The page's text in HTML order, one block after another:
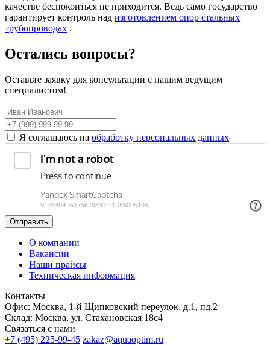
качестве беспокоиться не приходится. Ведь само государство
гарантирует контроль над изготовлением опор стальных
трубопроводах .
Остались вопросы?
Оставьте заявку для консультации с нашим ведущим
специалистом!
Я соглашаюсь на обработку персональных данных
Отправить
О компании
Вакансии
Наши прайсы
Техническая информация
Контакты
Офис: Москва, 1-й Щипковский переулок, д.1, пд.2
Склад: Москва, ул. Стахановская 18с4
Связаться с нами
+7 (495) 225-99-45 zakaz@aquaoptim.ru